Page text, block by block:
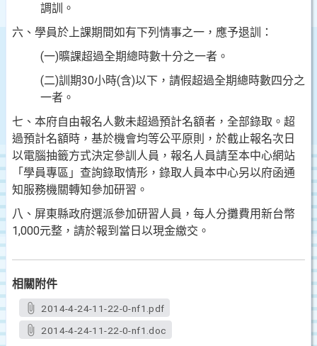
調訓。
六、學員於上課期間如有下列情事之一，應予退訓：
(一)曠課超過全期總時數十分之一者。
(二)訓期30小時(含)以下，請假超過全期總時數四分之
一者 。
七、本府自由報名人數未超過預計名額者，全部錄取。超
過預計名額時，基於機會均等公平原則，於截止報名次日
以電腦抽籤方式決定參訓人員，報名人員請至本中心網站
「學員專區」查詢錄取情形，錄取人員本中心另以府函通
知服務機關轉知參加研習。
八、屏東縣政府選派參加研習人員，每人分攤費用新台幣
1,000元整，請於報到當日以現金繳交。
相關附件
2014-4-24-11-22-0-nf1.pdf
2014-4-24-11-22-0-nf1.doc